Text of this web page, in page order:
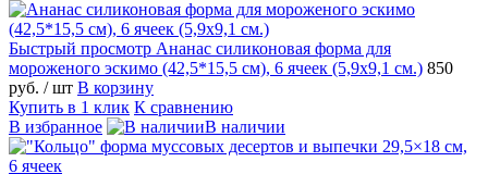
Быстрый просмотр Ананас силиконовая форма для
мороженого эскимо (42,5*15,5 см), 6 ячеек (5,9х9,1 см.) 850
руб. / шт В корзину
Купить в 1 клик К сравнению
В избранное
В наличии